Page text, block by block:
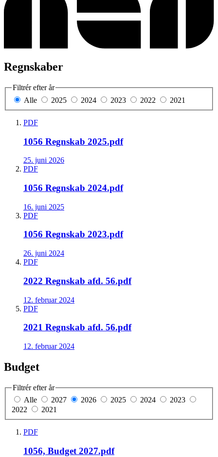
Regnskaber
Filtrér efter år
Alle
2025 2024 2023 2022 2021
PDF
1056 Regnskab 2025.pdf
25. juni 2026
PDF
1056 Regnskab 2024.pdf
16. juni 2025
PDF
1056 Regnskab 2023.pdf
26. juni 2024
PDF
2022 Regnskab afd. 56.pdf
12. februar 2024
PDF
2021 Regnskab afd. 56.pdf
12. februar 2024
Budget
Filtrér efter år
Alle
2027 2026 2025 2024
2023
2022
2021
PDF
1056, Budget 2027.pdf